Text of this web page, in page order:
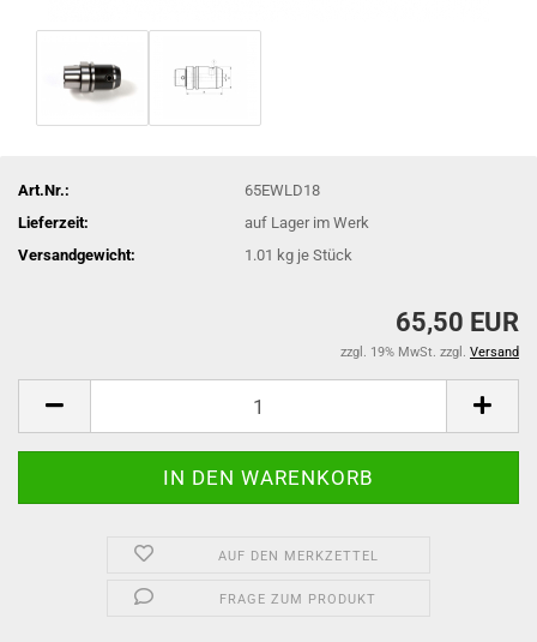
Art.Nr.:
65EWLD18
Lieferzeit:
auf Lager im Werk
Versandgewicht:
1.01 kg je Stück
65,50 EUR
zzgl. 19% MwSt. zzgl. Versand
AUF DEN MERKZETTEL
FRAGE ZUM PRODUKT